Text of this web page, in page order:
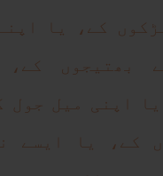
کے، یا
بھتیجوں کے،
اپنی میل جول
کے، یا ایسے